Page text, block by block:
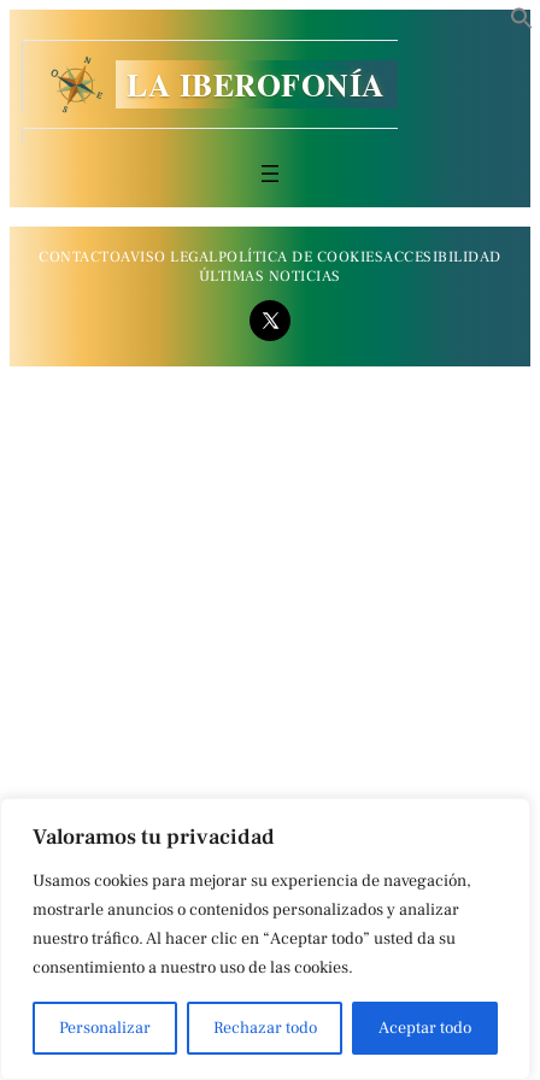
Valoramos tu privacidad
Usamos cookies para mejorar su experiencia de navegación,
mostrarle anuncios o contenidos personalizados y analizar
nuestro tráfico. Al hacer clic en “Aceptar todo” usted da su
consentimiento a nuestro uso de las cookies.
Personalizar Rechazar todo Aceptar todo
LA IBEROFONÍA
CONTACTOAVISO LEGALPOLÍTICA DE COOKIESACCESIBILIDAD
ÚLTIMAS NOTICIAS